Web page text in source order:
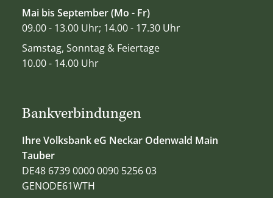
Bankverbindungen
Ihre Volksbank eG Neckar Odenwald Main
Tauber
DE48 6739 0000 0090 5256 03
GENODE61WTH
Mai bis September (Mo - Fr)
09.00 - 13.00 Uhr; 14.00 - 17.30 Uhr
Samstag, Sonntag & Feiertage
10.00 - 14.00 Uhr